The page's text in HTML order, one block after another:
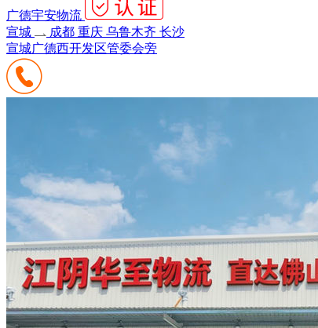
广德宇安物流
宣城
成都 重庆 乌鲁木齐 长沙
宣城广德西开发区管委会旁